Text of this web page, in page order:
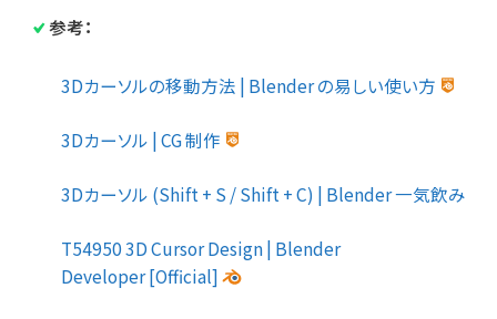
参考：
3Dカーソルの移動方法 | Blender の易しい使い方
3Dカーソル | CG 制作
3Dカーソル (Shift + S / Shift + C) | Blender 一気飲み
T54950 3D Cursor Design | Blender
Developer [Official]